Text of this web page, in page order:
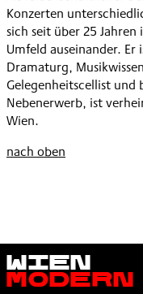
Konzerten
sich seit über 25
Umfeld auseinander.
Dramaturg,
Gelegenheitscellist und
Nebenerwerb, ist
Wien.
nach oben
Wien
Modern